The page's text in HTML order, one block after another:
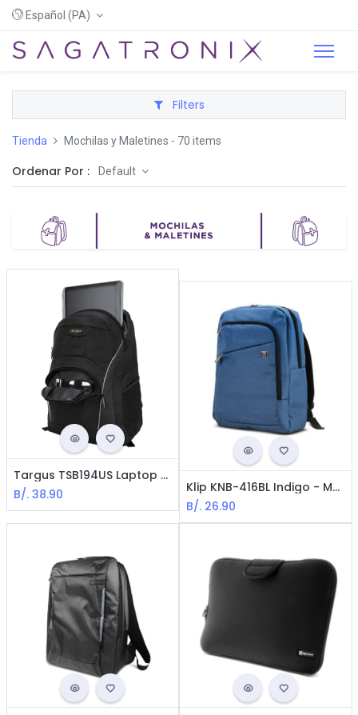
Español (PA)
Filters
Tienda Mochilas y Maletines - 70 items
Ordenar Por : Default
Targus TSB194US Laptop Backpack / 16" / Black
B/. 38.90
Klip KNB-416BL Indigo - Mochila para portátil / 15.6 "/ Azul
B/. 26.90